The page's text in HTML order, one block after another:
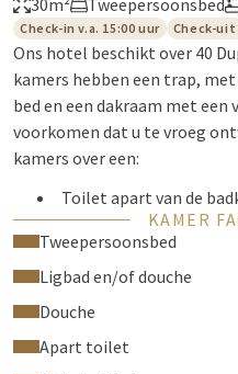
30m²
Tweepersoonsbed
Check-in v.a. 15:00 uur Check-
Ons hotel beschikt over 40
kamers hebben een trap,
bed en een dakraam met
voorkomen dat u te vroeg
kamers over een:
Toilet apart van de
Badkamer
Flatscreen-tv
Telefoon
Gratis WiFi-netwerk
Bureau
KAMER
Tweepersoonsbed
Ligbad en/of douche
Douche
Apart toilet